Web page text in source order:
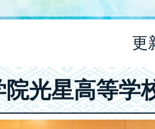
更
光星高等学